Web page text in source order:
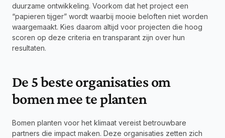
duurzame ontwikkeling. Voorkom dat het project een
“papieren tijger” wordt waarbij mooie beloften niet worden
waargemaakt. Kies daarom altijd voor projecten die hoog
scoren op deze criteria en transparant zijn over hun
resultaten.
De 5 beste organisaties om
bomen mee te planten
Bomen planten voor het klimaat vereist betrouwbare
partners die impact maken. Deze organisaties zetten zich